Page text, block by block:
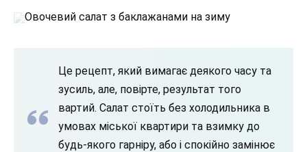
Овочевий салат з баклажанами на зиму
Це рецепт, який вимагає деякого часу та
зусиль, але, повірте, результат того
вартий. Салат стоїть без холодильника в
умовах міської квартири та взимку до
будь-якого гарніру, або і спокійно замінює